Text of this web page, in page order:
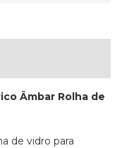
Âmbar Rolha de
de vidro para